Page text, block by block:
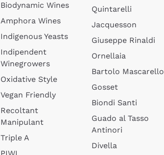
Biodynamic Wines
Amphora Wines
Indigenous Yeasts
Indipendent
Winegrowers
Oxidative Style
Vegan Friendly
Recoltant
Manipulant
Triple A
Quintarelli
Jacquesson
Giuseppe Rinaldi
Ornellaia
Bartolo Mascarello
Gosset
Biondi Santi
Guado al Tasso
Antinori
Divella